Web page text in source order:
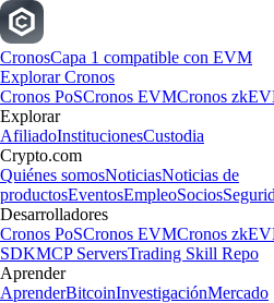
CronosCapa 1 compatible con EVM
Explorar Cronos
Cronos PoSCronos EVMCronos
Explorar
AfiliadoInstitucionesCustodia
Crypto.com
Quiénes somosNoticiasNoticias de
productosEventosEmpleoSocios
Desarrolladores
Cronos PoSCronos EVMCronos
SDKMCP ServersTrading Skill Repo
Aprender
AprenderBitcoinInvestigaciónMercado